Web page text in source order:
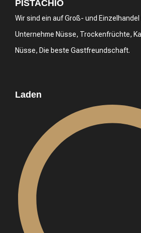
PISTACHIO
Wir sind ein auf Groß- und
Unternehme Nüsse, Trockenfrüchte,
Nüsse, Die beste Gastfreundschaft.
Laden